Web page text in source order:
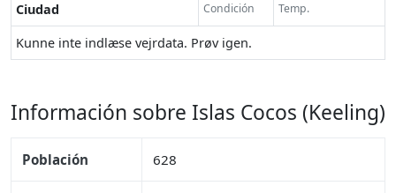
Ciudad Condición Temp.
Kunne inte indlæse vejrdata. Prøv igen.
Información sobre Islas Cocos (Keeling)
Población 628